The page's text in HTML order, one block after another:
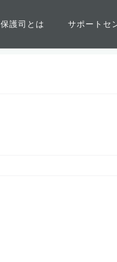
保護司とは サポートセ